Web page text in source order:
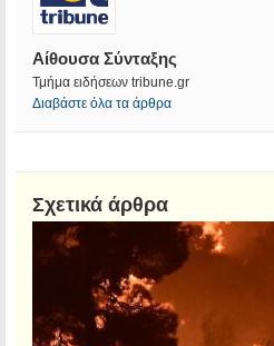
Αίθουσα Σύνταξης
Τμήμα ειδήσεων tribune.gr
Διαβάστε όλα τα άρθρα
Σχετικά άρθρα